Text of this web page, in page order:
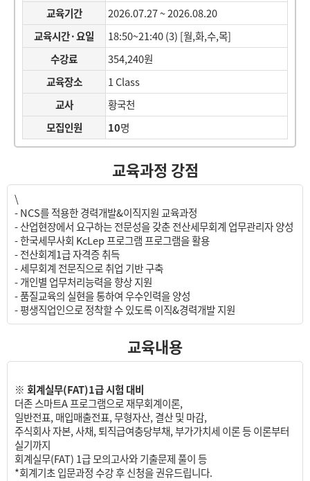
교육기간
2026.07.27 ~ 2026.08.20
교육시간·요일
18:50~21:40 (3) [월,화,수,목]
수강료
354,240원
교육장소
1 Class
교사
황국천
모집인원
10명
교육과정 강점
\
- NCS를 적용한 경력개발&이직지원 교육과정
- 산업현장에서 요구하는 전문성을 갖춘 전산세무회계 업무관리자 양성
- 한국세무사회 KcLep 프로그램 프로그램을 활용
- 전산회계1급 자격증 취득
- 세무회계 전문직으로 취업 기반 구축
- 개인별 업무처리능력을 향상 지원
- 품질교육의 실현을 통하여 우수인력을 양성
- 평생직업인으로 정착할 수 있도록 이직&경력개발 지원
교육내용
※ 회계실무(FAT)1급 시험 대비
더존 스마트A 프로그램으로 재무회계이론,
일반전표, 매입매출전표, 무형자산, 결산 및 마감,
주식회사 자본, 사채, 퇴직급여충당부채, 부가가치세 이론 등 이론부터
실기까지
회계실무(FAT) 1급 모의고사와 기출문제 풀이 등
*회계기초 입문과정 수강 후 신청을 권유드립니다.